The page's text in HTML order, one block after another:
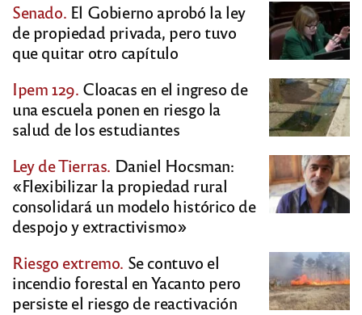
Senado. El Gobierno aprobó la ley
de propiedad privada, pero tuvo
que quitar otro capítulo
Ipem 129. Cloacas en el ingreso de
una escuela ponen en riesgo la
salud de los estudiantes
Ley de Tierras. Daniel Hocsman:
«Flexibilizar la propiedad rural
consolidará un modelo histórico de
despojo y extractivismo»
Riesgo extremo. Se contuvo el
incendio forestal en Yacanto pero
persiste el riesgo de reactivación